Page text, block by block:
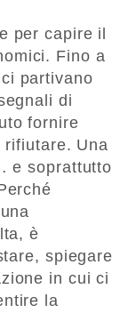
per capire il
Fino a
partivano
di
fornire
rifiutare. Una
e soprattutto
è
spiegare
in cui ci
la